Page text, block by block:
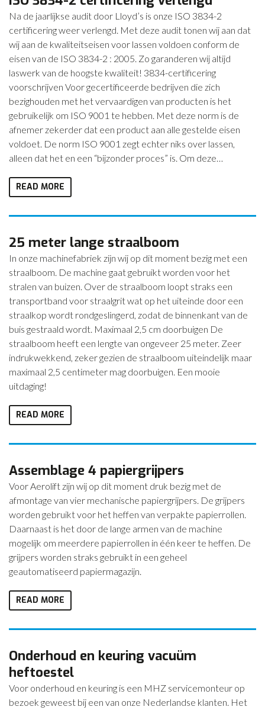
Na de jaarlijkse audit door Lloyd’s is onze ISO 3834-2
certificering weer verlengd. Met deze audit tonen wij aan dat
wij aan de kwaliteitseisen voor lassen voldoen conform de
eisen van de ISO 3834-2 : 2005. Zo garanderen wij altijd
laswerk van de hoogste kwaliteit! 3834-certificering
voorschrijven Voor gecertificeerde bedrijven die zich
bezighouden met het vervaardigen van producten is het
gebruikelijk om ISO 9001 te hebben. Met deze norm is de
afnemer zekerder dat een product aan alle gestelde eisen
voldoet. De norm ISO 9001 zegt echter niks over lassen,
alleen dat het en een “bijzonder proces” is. Om deze…
READ MORE
25 meter lange straalboom
In onze machinefabriek zijn wij op dit moment bezig met een
straalboom. De machine gaat gebruikt worden voor het
stralen van buizen. Over de straalboom loopt straks een
transportband voor straalgrit wat op het uiteinde door een
straalkop wordt rondgeslingerd, zodat de binnenkant van de
buis gestraald wordt. Maximaal 2,5 cm doorbuigen De
straalboom heeft een lengte van ongeveer 25 meter. Zeer
indrukwekkend, zeker gezien de straalboom uiteindelijk maar
maximaal 2,5 centimeter mag doorbuigen. Een mooie
uitdaging!
READ MORE
Assemblage 4 papiergrijpers
Voor Aerolift zijn wij op dit moment druk bezig met de
afmontage van vier mechanische papiergrijpers. De grijpers
worden gebruikt voor het heffen van verpakte papierrollen.
Daarnaast is het door de lange armen van de machine
mogelijk om meerdere papierrollen in één keer te heffen. De
grijpers worden straks gebruikt in een geheel
geautomatiseerd papiermagazijn.
READ MORE
Onderhoud en keuring vacuüm
heftoestel
Voor onderhoud en keuring is een MHZ servicemonteur op
bezoek geweest bij een van onze Nederlandse klanten. Het